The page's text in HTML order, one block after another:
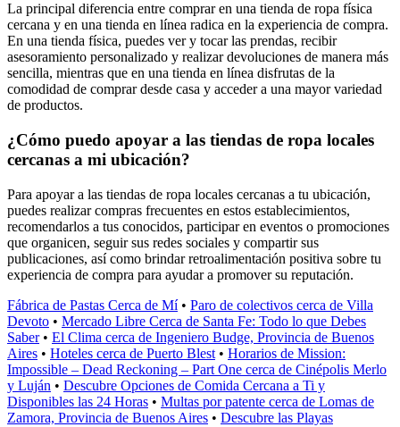
La principal diferencia entre comprar en una tienda de ropa física
cercana y en una tienda en línea radica en la experiencia de compra.
En una tienda física, puedes ver y tocar las prendas, recibir
asesoramiento personalizado y realizar devoluciones de manera más
sencilla, mientras que en una tienda en línea disfrutas de la
comodidad de comprar desde casa y acceder a una mayor variedad
de productos.
¿Cómo puedo apoyar a las tiendas de ropa locales
cercanas a mi ubicación?
Para apoyar a las tiendas de ropa locales cercanas a tu ubicación,
puedes realizar compras frecuentes en estos establecimientos,
recomendarlos a tus conocidos, participar en eventos o promociones
que organicen, seguir sus redes sociales y compartir sus
publicaciones, así como brindar retroalimentación positiva sobre tu
experiencia de compra para ayudar a promover su reputación.
Fábrica de Pastas Cerca de Mí• Paro de colectivos cerca de Villa
Devoto • Mercado Libre Cerca de Santa Fe: Todo lo que Debes
Saber• El Clima cerca de Ingeniero Budge, Provincia de Buenos
Aires • Hoteles cerca de Puerto Blest • Horarios de Mission:
Impossible – Dead Reckoning – Part One cerca de Cinépolis Merlo
y Luján • Descubre Opciones de Comida Cercana a Ti y
Disponibles las 24 Horas • Multas por patente cerca de Lomas de
Zamora, Provincia de Buenos Aires • Descubre las Playas